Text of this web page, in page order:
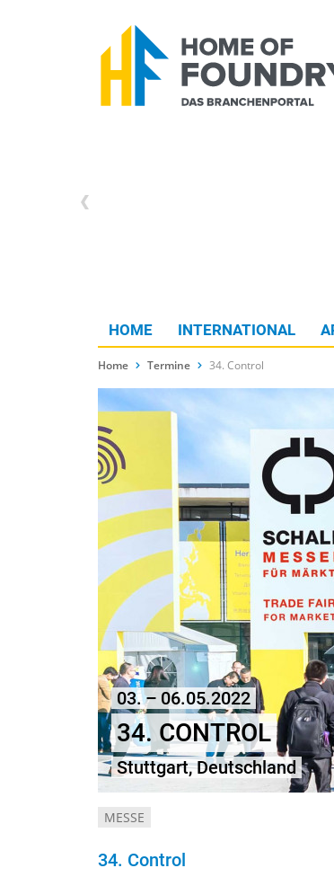
HOME INTERNATIONAL
Home Termine 34. Control
03. – 06.05.2022
34. CONTROL
Stuttgart, Deutschland
MESSE
34. Control